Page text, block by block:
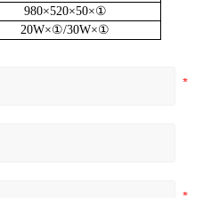
980×520×50×①
20W×①/30W×①